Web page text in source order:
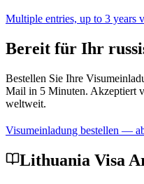
Multiple entries, up to 3
Bereit für Ihr
Bestellen Sie Ihre
Mail in 5 Minuten. Akzeptiert
weltweit.
Visumeinladung bestellen —
Lithuania Visa